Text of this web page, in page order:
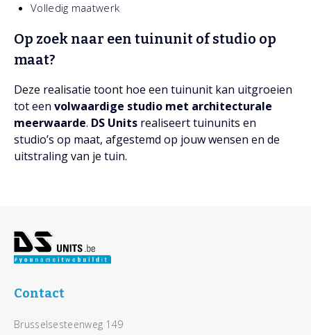
Volledig maatwerk
Op zoek naar een tuinunit of studio op
maat?
Deze realisatie toont hoe een tuinunit kan uitgroeien
tot een volwaardige studio met architecturale
meerwaarde. DS Units realiseert tuinunits en
studio’s op maat, afgestemd op jouw wensen en de
uitstraling van je tuin.
Contact
Brusselsesteenweg 149